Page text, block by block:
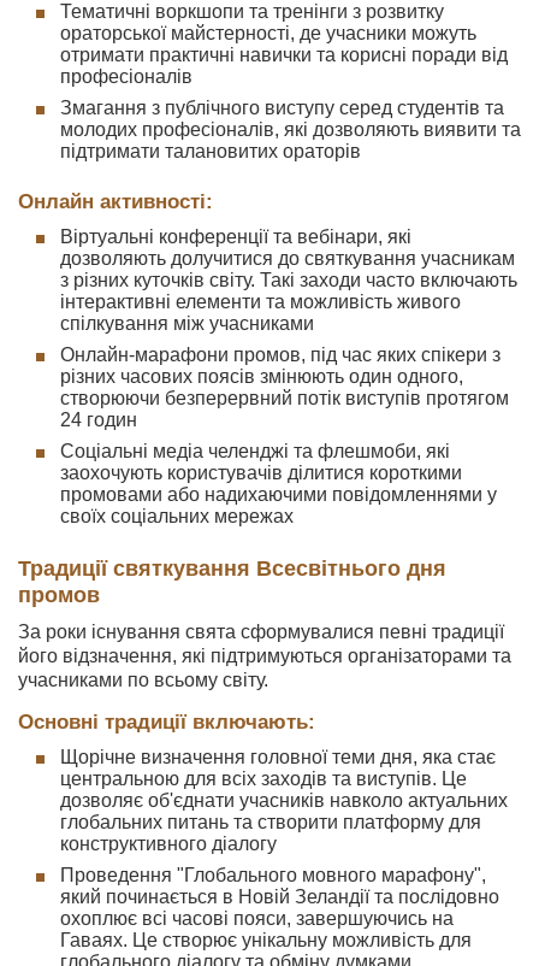
Тематичні воркшопи та тренінги з розвитку
ораторської майстерності, де учасники можуть
отримати практичні навички та корисні поради від
професіоналів
Змагання з публічного виступу серед студентів та
молодих професіоналів, які дозволяють виявити та
підтримати талановитих ораторів
Онлайн активності:
Віртуальні конференції та вебінари, які
дозволяють долучитися до святкування учасникам
з різних куточків світу. Такі заходи часто включають
інтерактивні елементи та можливість живого
спілкування між учасниками
Онлайн-марафони промов, під час яких спікери з
різних часових поясів змінюють один одного,
створюючи безперервний потік виступів протягом
24 годин
Соціальні медіа челенджі та флешмоби, які
заохочують користувачів ділитися короткими
промовами або надихаючими повідомленнями у
своїх соціальних мережах
Традиції святкування Всесвітнього дня
промов
За роки існування свята сформувалися певні традиції
його відзначення, які підтримуються організаторами та
учасниками по всьому світу.
Основні традиції включають:
Щорічне визначення головної теми дня, яка стає
центральною для всіх заходів та виступів. Це
дозволяє об'єднати учасників навколо актуальних
глобальних питань та створити платформу для
конструктивного діалогу
Проведення "Глобального мовного марафону",
який починається в Новій Зеландії та послідовно
охоплює всі часові пояси, завершуючись на
Гаваях. Це створює унікальну можливість для
глобального діалогу та обміну думками